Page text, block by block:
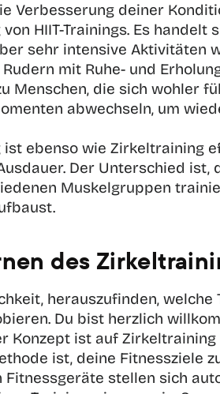
Verbesserung deiner
HIIT-Trainings. Es handelt
sehr intensive Aktivitäten
mit Ruhe- und
Menschen, die sich wohler
abwechseln, um
ebenso wie Zirkeltraining
Der Unterschied
Muskelgruppen
des
herauszufinden,
Du bist herzlich
Konzept ist auf
ist, deine Fitnessziele
stellen sich